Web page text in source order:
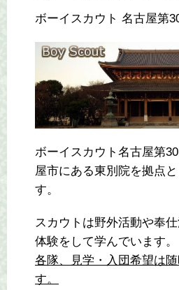
ボーイスカウト 名古屋第
ボーイスカウト名古屋第
屋市にある東別院を拠点
す。
スカウトは野外活動や奉
体験をして学んでいます。
各隊、見学・入団希望は
す。